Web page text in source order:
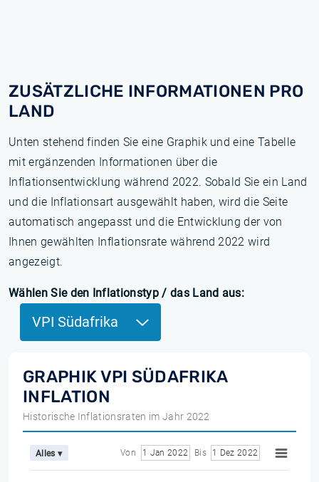
ZUSÄTZLICHE INFORMATIONEN PRO
LAND
Unten stehend finden Sie eine Graphik und eine Tabelle
mit ergänzenden Informationen über die
Inflationsentwicklung während 2022. Sobald Sie ein Land
und die Inflationsart ausgewählt haben, wird die Seite
automatisch angepasst und die Entwicklung der von
Ihnen gewählten Inflationsrate während 2022 wird
angezeigt.
Wählen Sie den Inflationstyp / das Land aus:
VPI Südafrika
GRAPHIK VPI SÜDAFRIKA
INFLATION
Historische Inflationsraten im Jahr 2022
Alles ▾ Von 1 Jan 2022 Bis 1 Dez 2022